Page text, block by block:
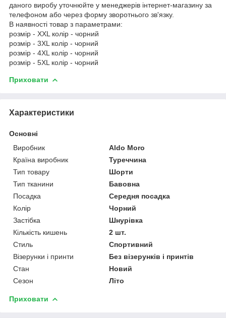
даного виробу уточнюйте у менеджерів інтернет-магазину за
телефоном або через форму зворотнього зв'язку.
В наявності товар з параметрами:
розмір - XXL колір - чорний
розмір - 3XL колір - чорний
розмір - 4XL колір - чорний
розмір - 5XL колір - чорний
Приховати
Характеристики
Основні
Виробник
Aldo Moro
Країна виробник
Туреччина
Тип товару
Шорти
Тип тканини
Бавовна
Посадка
Середня посадка
Колір
Чорний
Застібка
Шнурівка
Кількість кишень
2 шт.
Стиль
Спортивний
Візерунки і принти
Без візерунків і принтів
Стан
Новий
Сезон
Літо
Приховати